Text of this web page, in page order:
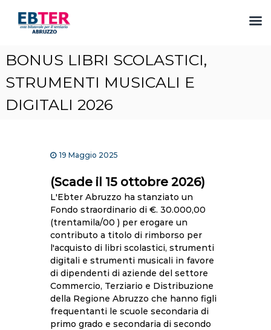
BONUS LIBRI SCOLASTICI,
STRUMENTI MUSICALI E
DIGITALI 2026
19 Maggio 2025
(Scade il 15 ottobre 2026)
L'Ebter Abruzzo ha stanziato un
Fondo straordinario di €. 30.000,00
(trentamila/00 ) per erogare un
contributo a titolo di rimborso per
l'acquisto di libri scolastici, strumenti
digitali e strumenti musicali in favore
di dipendenti di aziende del settore
Commercio, Terziario e Distribuzione
della Regione Abruzzo che hanno figli
frequentanti le scuole secondaria di
primo grado e secondaria di secondo